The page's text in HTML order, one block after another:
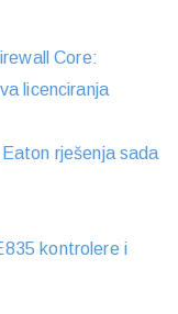
Core:
licenciranja
rješenja sada
kontrolere i